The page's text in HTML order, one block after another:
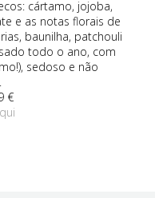
cártamo, jojoba,
e as notas florais de
baunilha, patchouli
todo o ano, com
sedoso e não
€